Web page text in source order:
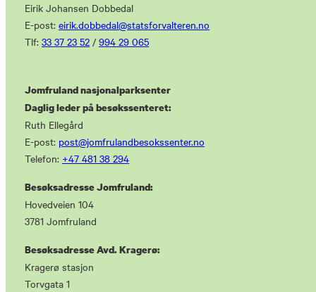
Eirik Johansen Dobbedal
E-post:eirik.dobbedal@statsforvalteren.no
Tlf:33 37 23 52 /994 29 065
Jomfruland nasjonalparksenter
Daglig leder på besøkssenteret:
Ruth Ellegård
E-post: post@jomfrulandbesokssenter.no
Telefon: +47 481 38 294
Besøksadresse Jomfruland:
Hovedveien 104
3781 Jomfruland
Besøksadresse Avd. Kragerø:
Kragerø stasjon
Torvgata 1